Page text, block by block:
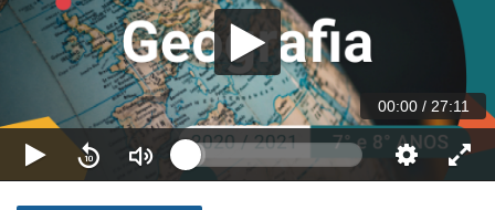
00:00 / 27:11